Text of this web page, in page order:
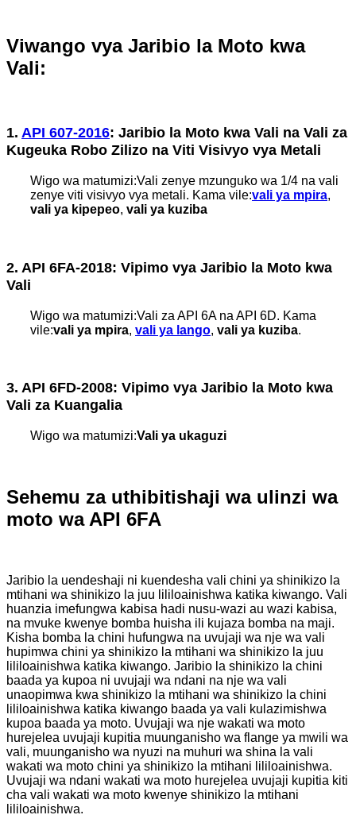
Viwango vya Jaribio la Moto kwa
Vali:
1. API 607-2016: Jaribio la Moto kwa Vali na Vali za
Kugeuka Robo Zilizo na Viti Visivyo vya Metali
Wigo wa matumizi:Vali zenye mzunguko wa 1/4 na vali
zenye viti visivyo vya metali. Kama vile:vali ya mpira,
vali ya kipepeo, vali ya kuziba
2. API 6FA-2018: Vipimo vya Jaribio la Moto kwa
Vali
Wigo wa matumizi:Vali za API 6A na API 6D. Kama
vile:vali ya mpira, vali ya lango, vali ya kuziba.
3. API 6FD-2008: Vipimo vya Jaribio la Moto kwa
Vali za Kuangalia
Wigo wa matumizi:Vali ya ukaguzi
Sehemu za uthibitishaji wa ulinzi wa
moto wa API 6FA
Jaribio la uendeshaji ni kuendesha vali chini ya shinikizo la
mtihani wa shinikizo la juu lililoainishwa katika kiwango. Vali
huanzia imefungwa kabisa hadi nusu-wazi au wazi kabisa,
na mvuke kwenye bomba huisha ili kujaza bomba na maji.
Kisha bomba la chini hufungwa na uvujaji wa nje wa vali
hupimwa chini ya shinikizo la mtihani wa shinikizo la juu
lililoainishwa katika kiwango. Jaribio la shinikizo la chini
baada ya kupoa ni uvujaji wa ndani na nje wa vali
unaopimwa kwa shinikizo la mtihani wa shinikizo la chini
lililoainishwa katika kiwango baada ya vali kulazimishwa
kupoa baada ya moto. Uvujaji wa nje wakati wa moto
hurejelea uvujaji kupitia muunganisho wa flange ya mwili wa
vali, muunganisho wa nyuzi na muhuri wa shina la vali
wakati wa moto chini ya shinikizo la mtihani lililoainishwa.
Uvujaji wa ndani wakati wa moto hurejelea uvujaji kupitia kiti
cha vali wakati wa moto kwenye shinikizo la mtihani
lililoainishwa.